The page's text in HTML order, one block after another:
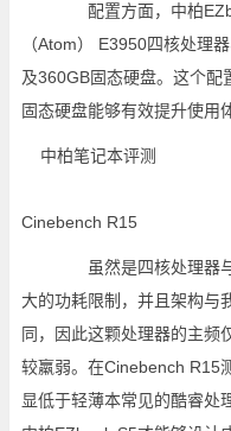
配置方面，中柏
（Atom） E3950四核处理
及360GB固态硬盘。这个配
固态硬盘能够有效提升使用
Cinebench R15
虽然是四核处理器与
大的功耗限制，并且架构与
同，因此这颗处理器的主频
较羸弱。在Cinebench R15
显低于轻薄本常见的酷睿处